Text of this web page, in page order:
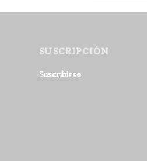
SUSCRIPCIÓN
Suscribirse